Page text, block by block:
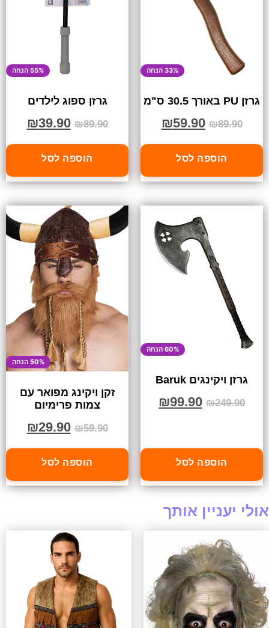
33% הנחה
גרזן PU באורך 30.5 ס"מ
₪89.90
₪59.90
הוספה לסל
55% הנחה
גרזן ספוג לילדים
₪89.90
₪39.90
הוספה לסל
60% הנחה
גרזן ויקינגים Baruk
₪249.90
₪99.90
הוספה לסל
50% הנחה
זקן ויקינג מפואר עם
צמות פרימיום
₪59.90
₪29.90
הוספה לסל
אולי יעניין אותך